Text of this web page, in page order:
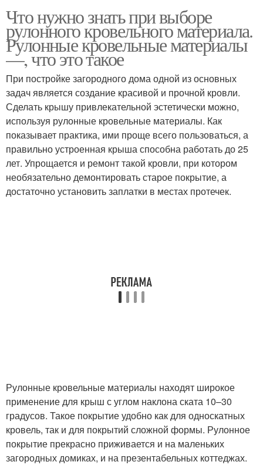
Что нужно знать при выборе
рулонного кровельного материала.
Рулонные кровельные материалы
—, что это такое
При постройке загородного дома одной из основных
задач является создание красивой и прочной кровли.
Сделать крышу привлекательной эстетически можно,
используя рулонные кровельные материалы. Как
показывает практика, ими проще всего пользоваться, а
правильно устроенная крыша способна работать до 25
лет. Упрощается и ремонт такой кровли, при котором
необязательно демонтировать старое покрытие, а
достаточно установить заплатки в местах протечек.
Рулонные кровельные материалы находят широкое
применение для крыш с углом наклона ската 10–30
градусов. Такое покрытие удобно как для односкатных
кровель, так и для покрытий сложной формы. Рулонное
покрытие прекрасно приживается и на маленьких
загородных домиках, и на презентабельных коттеджах.